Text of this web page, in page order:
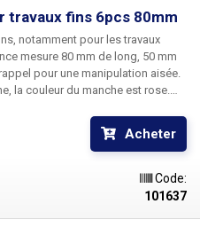
travaux fins 6pcs 80mm
notamment pour les travaux
mesure 80 mm de long, 50 mm
pour une manipulation aisée.
la couleur du manche est rose.
pinces à bouts courbes pinces
pince coupante plateAcheter
Code:
101637